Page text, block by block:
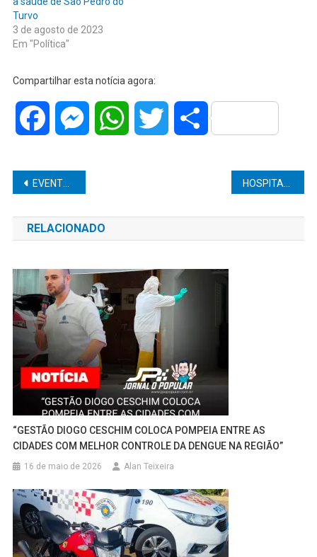
Turvo
3 de agosto de 2023
Em "Política"
Compartilhar esta notícia agora:
Facebook MessengerWhatsAppTwitter Share
Navegação
de
Post
EVENTO RECREIO URBANO TEM SUA 11a EDIÇÃO NO DIA 12 DE DEZEMBRO HOSPITAL ACIONA EQUIPE ANTIBOMBA PARA AJUDAR A REMOVER PROJÉTIL DO RETO DE UM HOMEM
RELACIONADO
“GESTÃO DIOGO CESCHIM COLOCA POMPEIA ENTRE AS
CIDADES COM MELHOR CONTROLE DA DENGUE NA REGIÃO”
16 de maio de 2026 Alan Teixeira